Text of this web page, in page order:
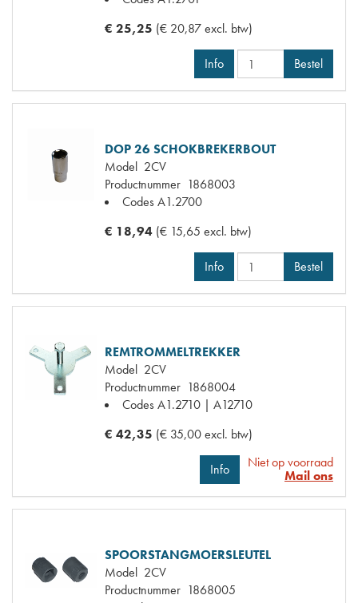
€ 25,25 (€ 20,87 excl. btw)
Info Bestel
DOP 26 SCHOKBREKERBOUT
Model 2CV
Productnummer 1868003
CodesA1.2700
€ 18,94 (€ 15,65 excl. btw)
Info Bestel
REMTROMMELTREKKER
Model 2CV
Productnummer 1868004
CodesA1.2710 | A12710
€ 42,35 (€ 35,00 excl. btw)
Info
Niet op voorraad
Mail ons
SPOORSTANGMOERSLEUTEL
Model 2CV
Productnummer 1868005